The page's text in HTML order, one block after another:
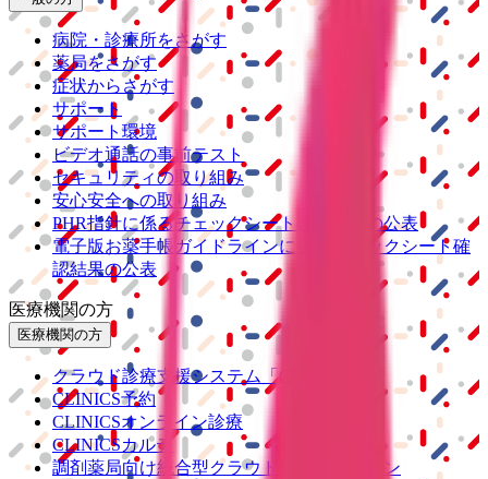
病院・診療所をさがす
薬局をさがす
症状からさがす
サポート
サポート環境
ビデオ通話の事前テスト
セキュリティの取り組み
安心安全への取り組み
PHR指針に係るチェックシート確認結果の公表
電子版お薬手帳ガイドラインに係るチェックシート確
認結果の公表
医療機関の方
医療機関の方
クラウド診療支援システム
「CLINICS」
CLINICS予約
CLINICSオンライン診療
CLINICSカルテ
調剤薬局向け統合型クラウドソリューション